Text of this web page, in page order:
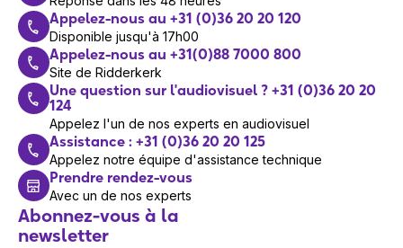
Appelez-nous au +31 (0)36 20 20 120
Disponible jusqu'à 17h00
Appelez-nous au +31(0)88 7000 800
Site de Ridderkerk
Une question sur l'audiovisuel ? +31 (0)36 20 20
124
Appelez l'un de nos experts en audiovisuel
Assistance : +31 (0)36 20 20 125
Appelez notre équipe d'assistance technique
Prendre rendez-vous
Avec un de nos experts
Abonnez-vous à la
newsletter